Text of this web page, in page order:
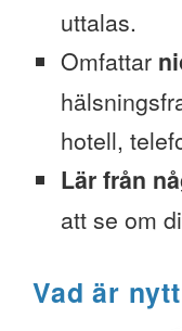
uttalas.
Omfattar
hotell,
Lär från
att se om
Vad är